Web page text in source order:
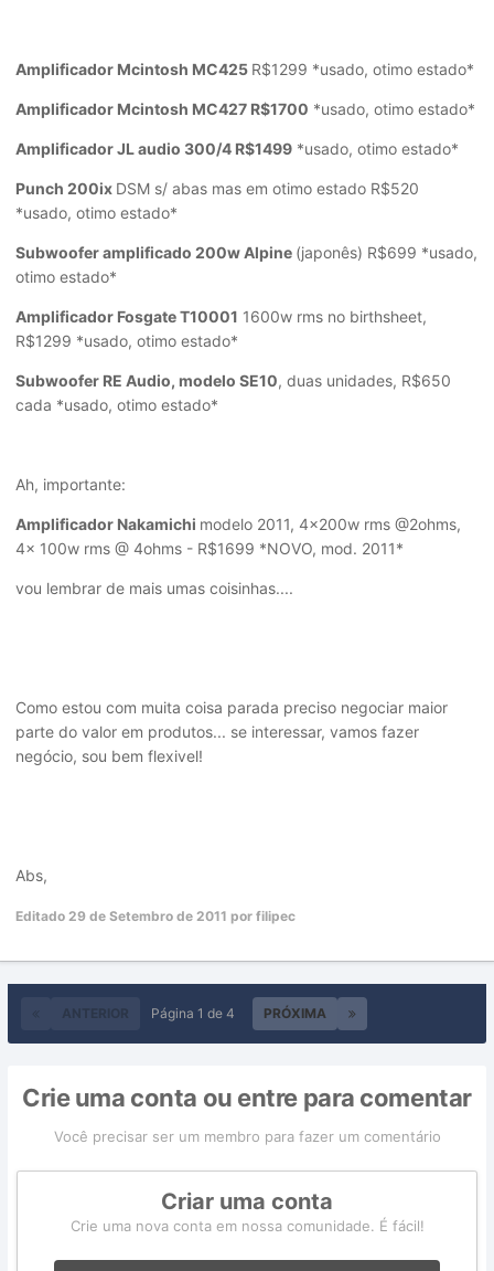
Amplificador Mcintosh MC425 R$1299 *usado, otimo estado*
Amplificador Mcintosh MC427 R$1700 *usado, otimo estado*
Amplificador JL audio 300/4 R$1499 *usado, otimo estado*
Punch 200ix DSM s/ abas mas em otimo estado R$520
*usado, otimo estado*
Subwoofer amplificado 200w Alpine (japonês) R$699 *usado,
otimo estado*
Amplificador Fosgate T10001 1600w rms no birthsheet,
R$1299 *usado, otimo estado*
Subwoofer RE Audio, modelo SE10, duas unidades, R$650
cada *usado, otimo estado*
Ah, importante:
Amplificador Nakamichi modelo 2011, 4x200w rms @2ohms,
4x 100w rms @ 4ohms - R$1699 *NOVO, mod. 2011*
vou lembrar de mais umas coisinhas....
Como estou com muita coisa parada preciso negociar maior
parte do valor em produtos... se interessar, vamos fazer
negócio, sou bem flexivel!
Abs,
Editado 29 de Setembro de 2011 por filipec
ANTERIOR PRÓXIMA
Página 1 de 4
Crie uma conta ou entre para comentar
Você precisar ser um membro para fazer um comentário
Criar uma conta
Crie uma nova conta em nossa comunidade. É fácil!